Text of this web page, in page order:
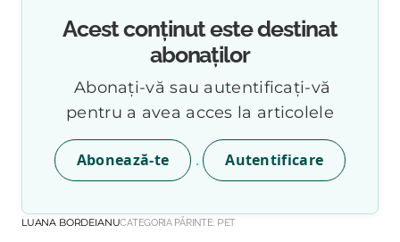
Acest conținut este destinat
abonaților
Abonați-vă sau autentificați-vă
pentru a avea acces la articolele
Abonează-te . Autentificare
LUANA BORDEIANUCATEGORIA PĂRINTE: PET